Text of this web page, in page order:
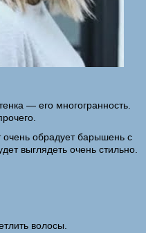
— его многогранность.
обрадует барышень с
выглядеть очень стильно.
волосы.